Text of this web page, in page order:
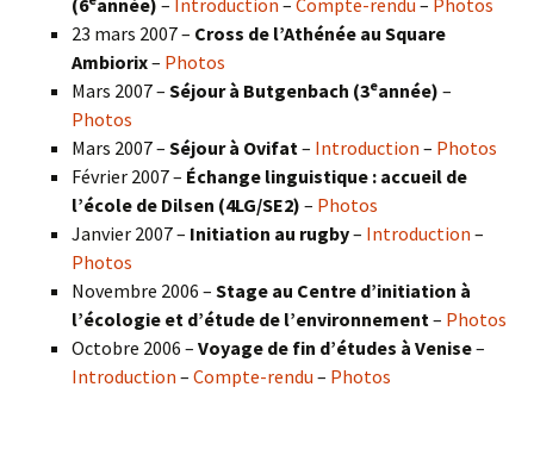
23 mars 2007 – Cross de l’Athénée au Square
Ambiorix– Photos
Mars 2007 – Séjour à Butgenbach (3eannée) –
Photos
Mars 2007 – Séjour à Ovifat – Introduction – Photos
Février 2007 – Échange linguistique : accueil de
l’école de Dilsen (4LG/SE2) – Photos
Janvier 2007 – Initiation au rugby– Introduction –
Photos
Novembre 2006 – Stage au Centre d’initiation à
l’écologie et d’étude de l’environnement – Photos
Octobre 2006 – Voyage de fin d’études à Venise–
Introduction – Compte-rendu – Photos